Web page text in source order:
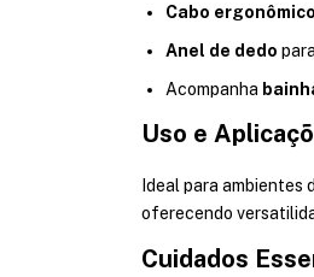
Cabo
Anel de dedo
Acompanha
Uso e
Ideal para ambientes
oferecendo
Cuidados